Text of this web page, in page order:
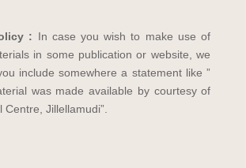
: In case you wish to make use of
in some publication or website, we
include somewhere a statement like ”
was made available by courtesy of
Jillellamudi”.